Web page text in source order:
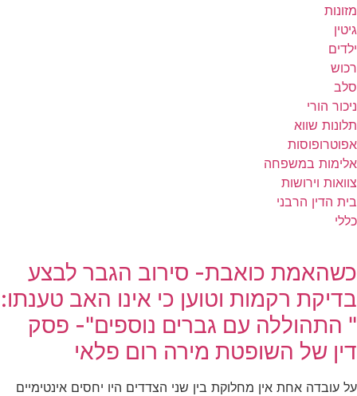
מזונות
גיטין
ילדים
רכוש
סלב
ניכור הורי
תלונות שווא
אפוטרופוסות
אלימות במשפחה
צוואות וירושות
בית הדין הרבני
כללי
כשהאמת כואבת- סירוב הגבר לבצע
בדיקת רקמות וטוען כי אינו האב טענתו:
" התהוללה עם גברים נוספים"- פסק
דין של השופטת מירה רום פלאי
על עובדה אחת אין מחלוקת בין שני הצדדים היו יחסים אינטימיים